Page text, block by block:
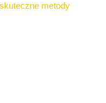
metody